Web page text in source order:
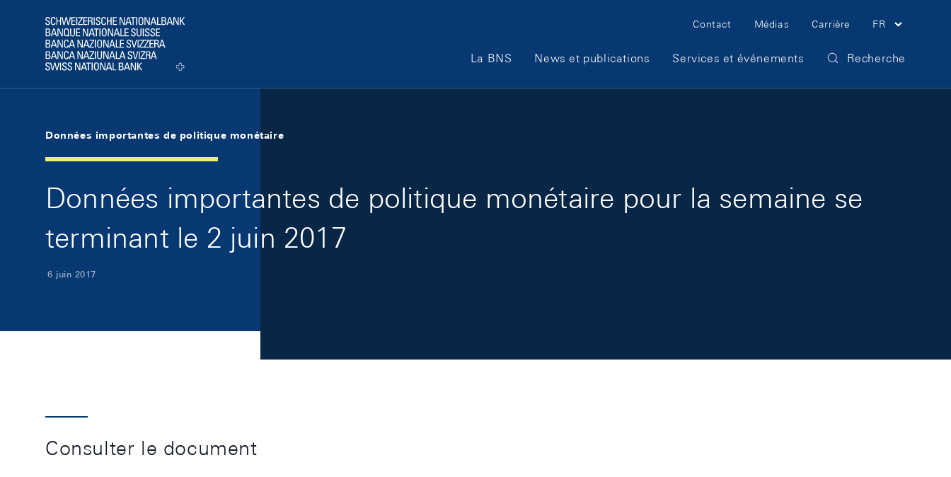
Logo
Meta Navigation
Contact Médias Carrière FR
Main Navigation
La BNS News et publications Services et événements Recherche
Données importantes de politique monétaire
Données importantes de politique monétaire pour la semaine se
terminant le 2 juin 2017
6 juin 2017
Consulter le document